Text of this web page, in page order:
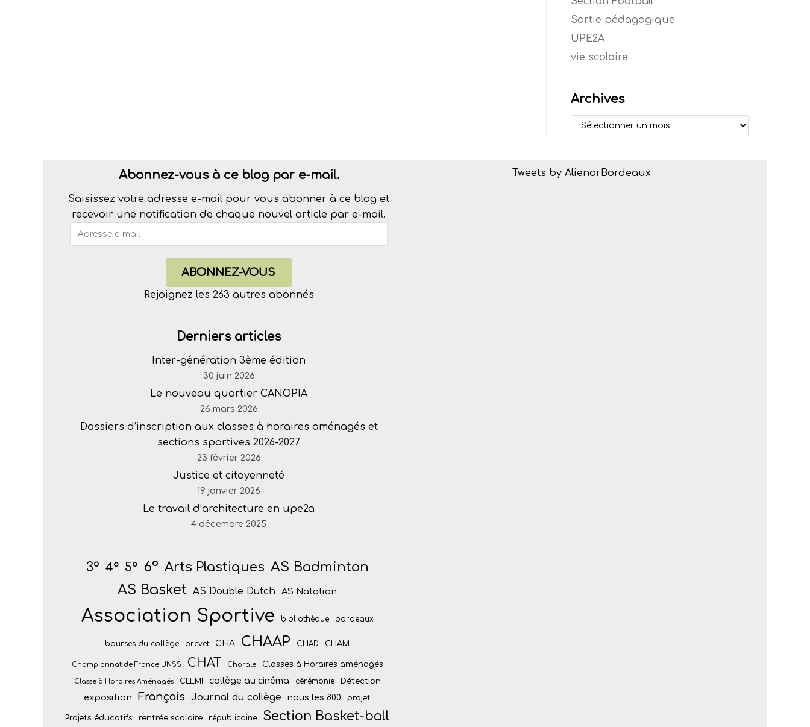
Sortie pédagogique
UPE2A
vie scolaire
Archives
Abonnez-vous à ce blog par e-mail.
Saisissez votre adresse e-mail pour vous abonner à ce blog et
recevoir une notification de chaque nouvel article par e-mail.
ABONNEZ-VOUS
Rejoignez les 263 autres abonnés
Derniers articles
Inter-génération 3ème édition
30 juin 2026
Le nouveau quartier CANOPIA
26 mars 2026
Dossiers d’inscription aux classes à horaires aménagés et
sections sportives 2026-2027
23 février 2026
Justice et citoyenneté
19 janvier 2026
Le travail d’architecture en upe2a
4 décembre 2025
3° 4° 5° 6° Arts Plastiques AS Badminton
AS Basket AS Double Dutch AS Natation
Association Sportive bibliothèque bordeaux
bourses du collège brevet CHA CHAAP CHAD CHAM
Championnat de France UNSS CHAT Chorale Classes à Horaires aménagés
Classe à Horaires Aménagés CLEMI collège au cinéma cérémonie Détection
exposition Français Journal du collège nous les 800 projet
Projets éducatifs rentrée scolaire républicaine Section Basket-ball
Tweets by AlienorBordeaux